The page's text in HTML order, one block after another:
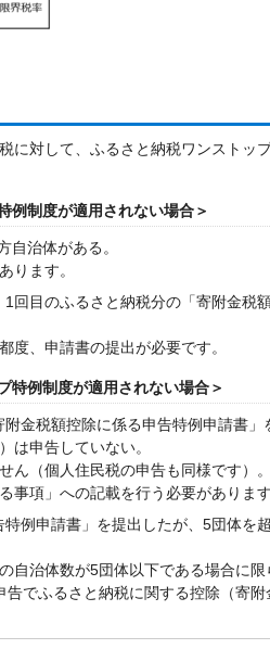
に対して、ふるさと納税ワンストッ
例制度が適用されない場合＞
治体がある。
ります。
目のふるさと納税分の「寄附金税
、申請書の提出が必要です。
特例制度が適用されない場合＞
金税額控除に係る申告特例申請書
は申告していない。
（個人住民税の申告も同様です）
項」への記載を行う必要があります
例申請書」を提出したが、5団体を
治体数が5団体以下である場合に
でふるさと納税に関する控除（寄